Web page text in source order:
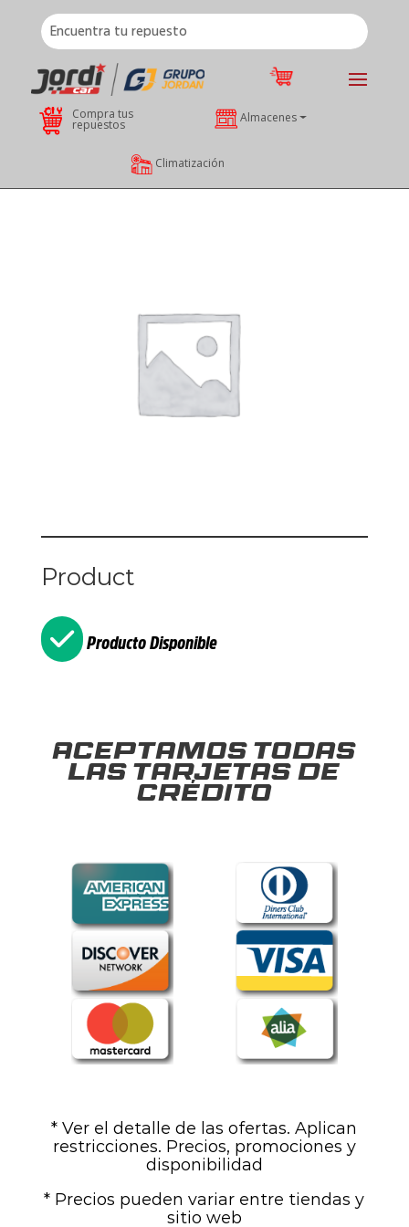
Compra tus
repuestos Almacenes
Climatización
Product
Producto Disponible
Aceptamos todas
las tarjetas de
crédito
* Ver el detalle de las ofertas. Aplican
restricciones. Precios, promociones y
disponibilidad
* Precios pueden variar entre tiendas y
sitio web